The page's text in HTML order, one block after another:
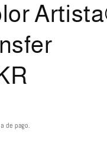
de pago.